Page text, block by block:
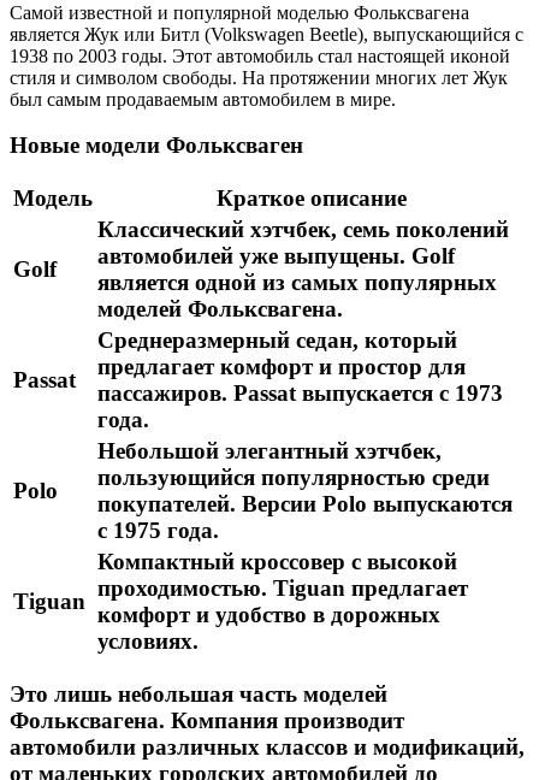
Самой известной и популярной моделью Фольксвагена
является Жук или Битл (Volkswagen Beetle), выпускающийся с
1938 по 2003 годы. Этот автомобиль стал настоящей иконой
стиля и символом свободы. На протяжении многих лет Жук
был самым продаваемым автомобилем в мире.
Новые модели Фольксваген
Модель Краткое описание
Golf
Классический хэтчбек, семь поколений
автомобилей уже выпущены. Golf
является одной из самых популярных
моделей Фольксвагена.
Passat
Среднеразмерный седан, который
предлагает комфорт и простор для
пассажиров. Passat выпускается с 1973
года.
Polo
Небольшой элегантный хэтчбек,
пользующийся популярностью среди
покупателей. Версии Polo выпускаются
с 1975 года.
Tiguan
Компактный кроссовер с высокой
проходимостью. Tiguan предлагает
комфорт и удобство в дорожных
условиях.
Это лишь небольшая часть моделей
Фольксвагена. Компания производит
автомобили различных классов и модификаций,
от маленьких городских автомобилей до